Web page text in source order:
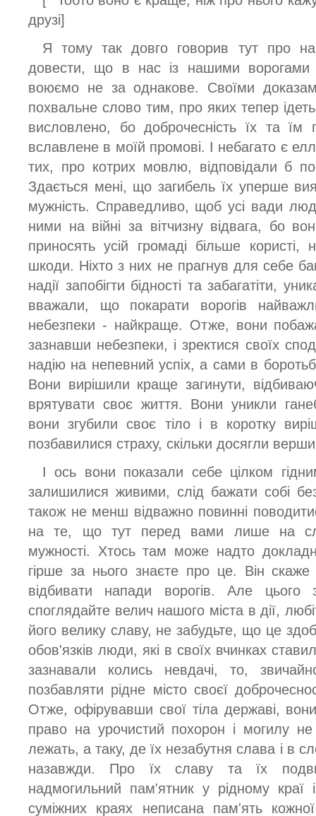
друзі]
Я тому так довго говорив тут про
довести, що в нас із нашими ворогами
воюємо не за однакове. Своїми
похвальне слово тим, про яких тепер
висловлено, бо доброчесність їх та їм
вславлене в моїй промові. І небагато є
тих, про котрих мовлю, відповідали б
Здається мені, що загибель їх уперше
мужність. Справедливо, щоб усі вади
ними на війні за вітчизну відвага, бо
приносять усій громаді більше
шкоди. Ніхто з них не прагнув для себе
надії запобігти бідності та забагатіти,
вважали, що покарати ворогів
небезпеки - найкраще. Отже, вони
зазнавши небезпеки, і зректися своїх
надію на непевний успіх, а сами в
Вони вирішили краще загинути,
врятувати своє життя. Вони уникли
вони згубили своє тіло і в коротку
позбавилися страху, скільки досягли
І ось вони показали себе цілком
залишилися живими, слід бажати собі
також не менш відважно повинні
на те, що тут перед вами лише на
мужності. Хтось там може надто
гірше за нього знаєте про це. Він
відбивати напади ворогів. Але
споглядайте велич нашого міста в дії,
його велику славу, не забудьте, що це
обов'язків люди, які в своїх вчинках
зазнавали колись невдачі, то,
позбавляти рідне місто своєї
Отже, офірувавши свої тіла державі,
право на урочистий похорон і могилу
лежать, а таку, де їх незабутня слава і в
назавжди. Про їх славу та їх
надмогильний пам'ятник у рідному
суміжних краях неписана пам'ять